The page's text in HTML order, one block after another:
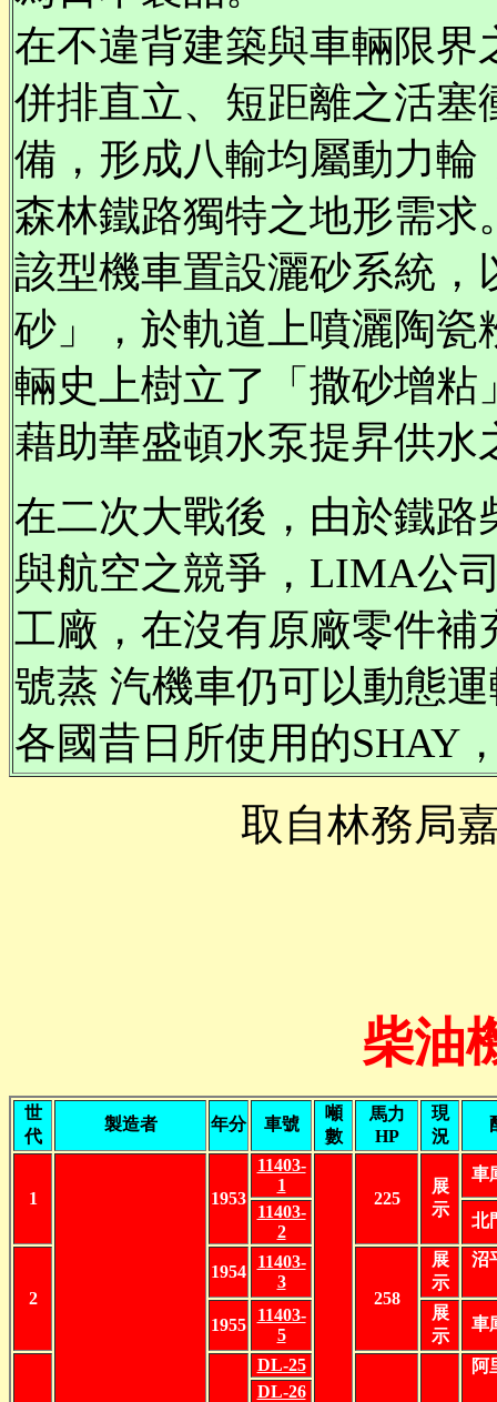
在不違背建築與車輛限界
併排直立、短距離之活
備，形成八輸均屬動力
森林鐵路獨特之地形需求
該型機車置設灑砂系統
砂」，於軌道上噴灑陶
輛史上樹立了「撒砂增粘
藉助華盛頓水泵提昇供
在二次大戰後，由於鐵
與航空之競爭，LIMA公
工廠，在沒有原廠零件補
號蒸 汽機車仍可以動態
各國昔日所使用的SHAY
取自林務局
柴油
世
代
製造者 年分 車號
噸
數
馬力
HP
現
況
1 1953
11403-
1
225
展
示
車
11403-
2
北
2
1954
11403-
3
258
展
示
沼
1955
11403-
5
展
示
車
DL-25
阿
DL-26